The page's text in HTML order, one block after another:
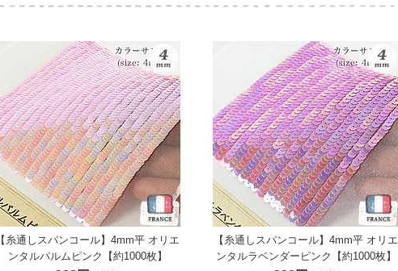
【糸通しスパンコール】4mm平 オリエ
ンタルパルムピンク【約1000枚】
【糸通しスパンコール】4mm平 オリエ
ンタルラベンダーピンク【約1000枚】